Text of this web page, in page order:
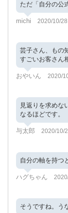
ただ「自分の公
michi 2020/10/
芸子さん、もの
すごいお客さん
おやいん 2020/
見返りを求め
なるほどです。
与太郎 2020/10/
自分の軸を持つ
ハグちゃん
そうですね。う